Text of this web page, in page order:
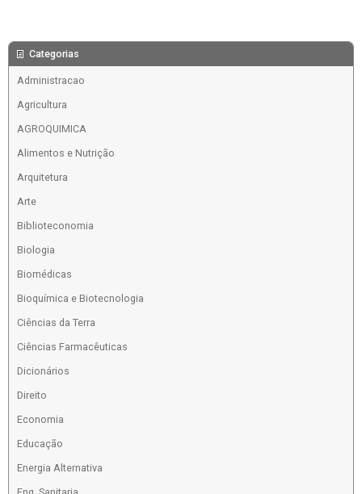
Categorias
Administracao
Agricultura
AGROQUIMICA
Alimentos e Nutrição
Arquitetura
Arte
Biblioteconomia
Biologia
Biomédicas
Bioquímica e Biotecnologia
Ciências da Terra
Ciências Farmacêuticas
Dicionários
Direito
Economia
Educação
Energia Alternativa